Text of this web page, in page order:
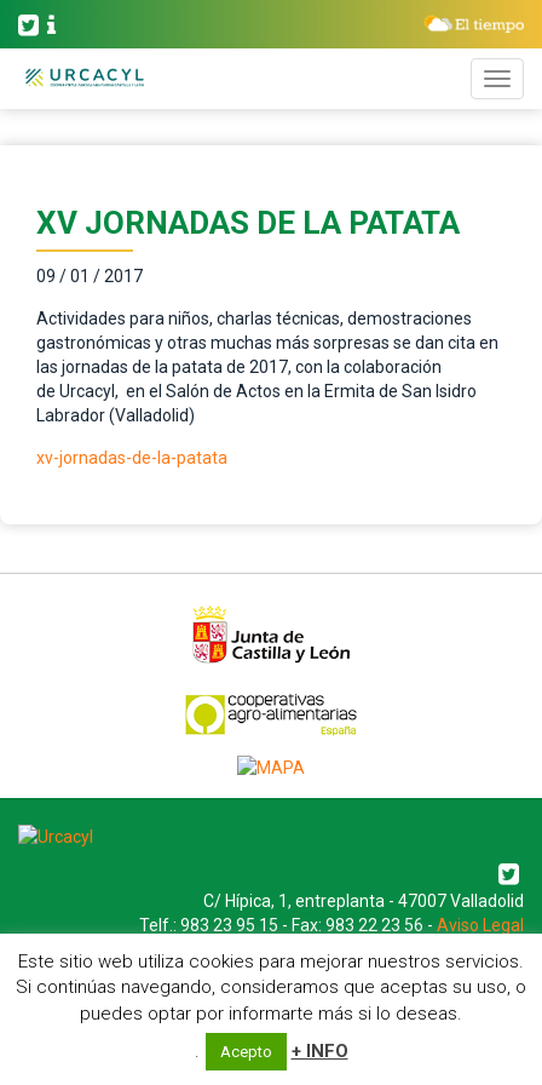
XV JORNADAS DE LA PATATA
09 / 01 / 2017
Actividades para niños, charlas técnicas, demostraciones
gastronómicas y otras muchas más sorpresas se dan cita en
las jornadas de la patata de 2017, con la colaboración
de Urcacyl, en el Salón de Actos en la Ermita de San Isidro
Labrador (Valladolid)
xv-jornadas-de-la-patata
C/ Hípica, 1, entreplanta - 47007 Valladolid
Telf.: 983 23 95 15 - Fax: 983 22 23 56 - Aviso Legal
Este sitio web utiliza cookies para mejorar nuestros servicios.
Si continúas navegando, consideramos que aceptas su uso, o
puedes optar por informarte más si lo deseas.
.
Acepto + INFO